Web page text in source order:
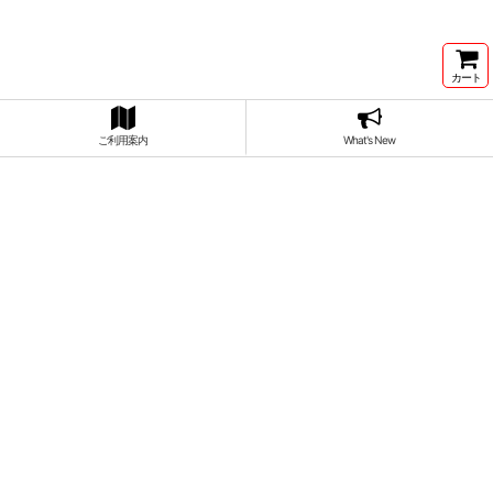
カート
ご利用案内 What's New